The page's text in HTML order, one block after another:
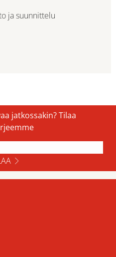
ja suunnittelu
jatkossakin? Tilaa